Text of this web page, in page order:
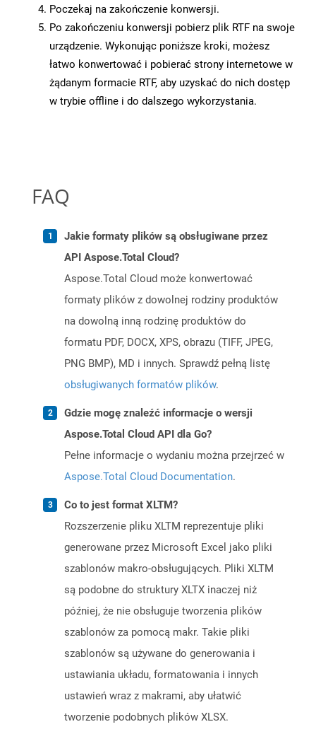
Poczekaj na zakończenie konwersji.
Po zakończeniu konwersji pobierz plik RTF na swoje
urządzenie. Wykonując poniższe kroki, możesz
łatwo konwertować i pobierać strony internetowe w
żądanym formacie RTF, aby uzyskać do nich dostęp
w trybie offline i do dalszego wykorzystania.
FAQ
Jakie formaty plików są obsługiwane przez
API Aspose.Total Cloud?
Aspose.Total Cloud może konwertować
formaty plików z dowolnej rodziny produktów
na dowolną inną rodzinę produktów do
formatu PDF, DOCX, XPS, obrazu (TIFF, JPEG,
PNG BMP), MD i innych. Sprawdź pełną listę
obsługiwanych formatów plików.
Gdzie mogę znaleźć informacje o wersji
Aspose.Total Cloud API dla Go?
Pełne informacje o wydaniu można przejrzeć w
Aspose.Total Cloud Documentation.
Co to jest format XLTM?
Rozszerzenie pliku XLTM reprezentuje pliki
generowane przez Microsoft Excel jako pliki
szablonów makro-obsługujących. Pliki XLTM
są podobne do struktury XLTX inaczej niż
później, że nie obsługuje tworzenia plików
szablonów za pomocą makr. Takie pliki
szablonów są używane do generowania i
ustawiania układu, formatowania i innych
ustawień wraz z makrami, aby ułatwić
tworzenie podobnych plików XLSX.